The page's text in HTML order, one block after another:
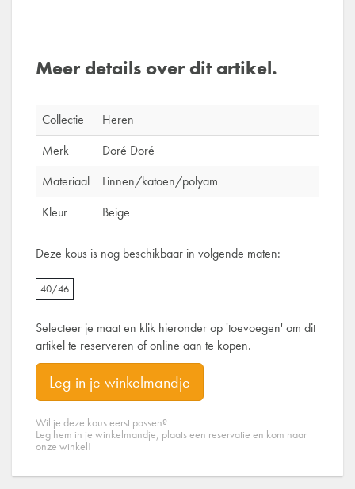
Meer details over dit artikel.
Collectie
Heren
Merk
Doré Doré
Materiaal
Linnen/katoen/polyam
Kleur
Beige
Deze kous is nog beschikbaar in volgende maten:
40/46
Selecteer je maat en klik hieronder op 'toevoegen' om dit
artikel te reserveren of online aan te kopen.
Leg in je winkelmandje
Wil je deze kous eerst passen?
Leg hem in je winkelmandje, plaats een reservatie en kom naar
onze winkel!